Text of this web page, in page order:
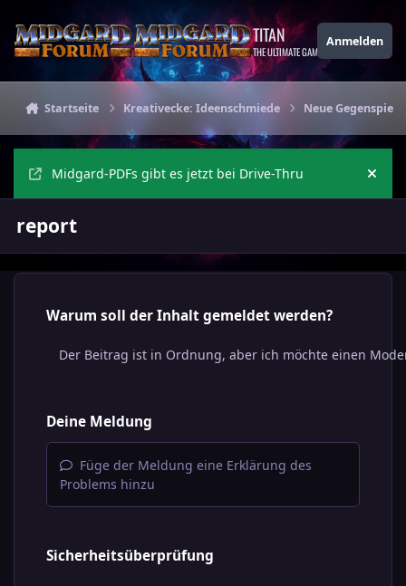
TITAN
THE ULTIMATE GAMING THEME
Anmelden
Startseite Kreativecke: Ideenschmiede Neue
Midgard-PDFs gibt es jetzt bei Drive-Thru
report
Warum soll der Inhalt gemeldet werden?
Deine Meldung
Füge der Meldung eine Erklärung des
Problems hinzu
Sicherheitsüberprüfung